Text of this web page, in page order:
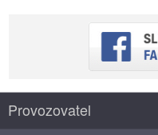
Provozovatel